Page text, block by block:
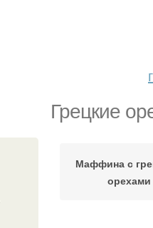
Грецкие
Маффина с
орехами